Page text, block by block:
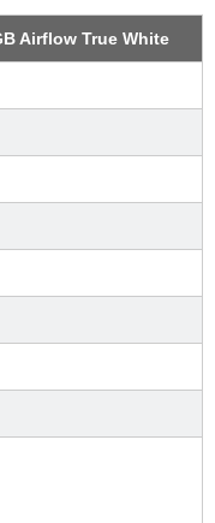
Airflow True White